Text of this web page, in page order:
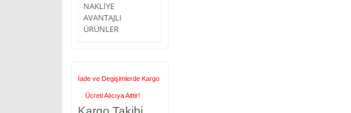
NAKLİYE
AVANTAJLI
ÜRÜNLER
İade ve Degişimlerde Kargo
Ücreti Alıcıya Aittir!